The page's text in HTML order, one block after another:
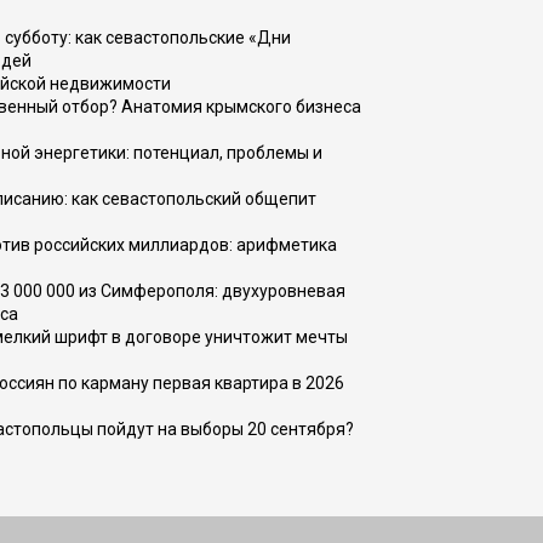
как севастопольские «Дни
недвижимости
отбор? Анатомия крымского бизнеса
энергетики: потенциал, проблемы и
как севастопольский общепит
российских миллиардов: арифметика
000 000 из Симферополя: двухуровневая
шрифт в договоре уничтожит мечты
по карману первая квартира в 2026
пойдут на выборы 20 сентября?